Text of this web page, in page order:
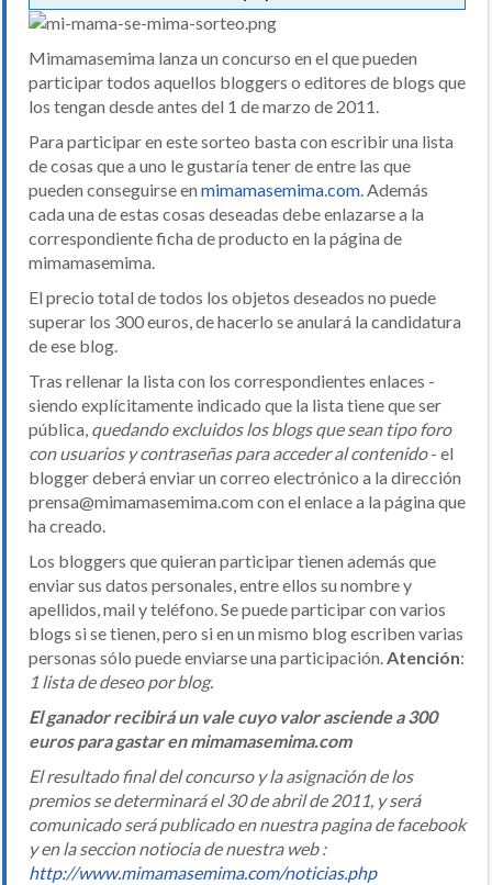
Mimamasemima lanza un concurso en el que pueden
participar todos aquellos bloggers o editores de blogs que
los tengan desde antes del 1 de marzo de 2011.
Para participar en este sorteo basta con escribir una lista
de cosas que a uno le gustaría tener de entre las que
pueden conseguirse en mimamasemima.com. Además
cada una de estas cosas deseadas debe enlazarse a la
correspondiente ficha de producto en la página de
mimamasemima.
El precio total de todos los objetos deseados no puede
superar los 300 euros, de hacerlo se anulará la candidatura
de ese blog.
Tras rellenar la lista con los correspondientes enlaces -
siendo explícitamente indicado que la lista tiene que ser
pública, quedando excluidos los blogs que sean tipo foro
con usuarios y contraseñas para acceder al contenido- el
blogger deberá enviar un correo electrónico a la dirección
prensa@mimamasemima.com con el enlace a la página que
ha creado.
Los bloggers que quieran participar tienen además que
enviar sus datos personales, entre ellos su nombre y
apellidos, mail y teléfono. Se puede participar con varios
blogs si se tienen, pero si en un mismo blog escriben varias
personas sólo puede enviarse una participación.Atención:
1 lista de deseo por blog.
El ganador recibirá un vale cuyo valor asciende a 300
euros para gastar en mimamasemima.com
El resultado final del concurso y la asignación de los
premios se determinará el 30 de abril de 2011, y será
comunicado será publicado en nuestra pagina de facebook
y en la seccion notiocia de nuestra web :
http://www.mimamasemima.com/noticias.php